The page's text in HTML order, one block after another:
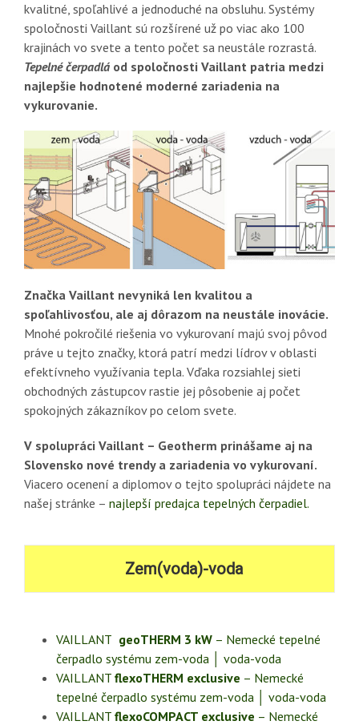
kvalitné, spoľahlivé a jednoduché na obsluhu. Systémy
spoločnosti Vaillant sú rozšírené už po viac ako 100
krajinách vo svete a tento počet sa neustále rozrastá.
Tepelné čerpadláod spoločnosti Vaillant patria medzi
najlepšie hodnotené moderné zariadenia na
vykurovanie.
Značka Vaillant nevyniká len kvalitou a
spoľahlivosťou, ale aj dôrazom na neustále inovácie.
Mnohé pokročilé riešenia vo vykurovaní majú svoj pôvod
práve u tejto značky, ktorá patrí medzi lídrov v oblasti
efektívneho využívania tepla. Vďaka rozsiahlej sieti
obchodných zástupcov rastie jej pôsobenie aj počet
spokojných zákazníkov po celom svete.
V spolupráci Vaillant – Geotherm prinášame aj na
Slovensko nové trendy a zariadenia vo vykurovaní.
Viacero ocenení a diplomov o tejto spolupráci nájdete na
našej stránke – najlepší predajca tepelných čerpadiel.
Zem(voda)-voda
VAILLANT geoTHERM 3 kW– Nemecké tepelné
čerpadlo systému zem-voda │ voda-voda
VAILLANT flexoTHERM exclusive – Nemecké
tepelné čerpadlo systému zem-voda │ voda-voda
VAILLANT flexoCOMPACT exclusive – Nemecké